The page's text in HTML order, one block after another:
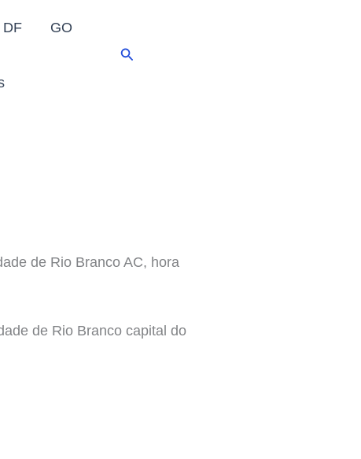
DF GO
Pesquisar
de Rio Branco AC, hora
de Rio Branco capital do